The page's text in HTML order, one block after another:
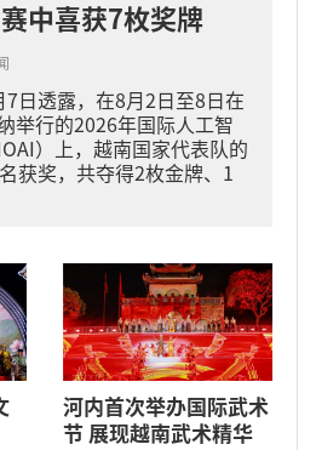
中喜获7枚奖牌
日透露，在8月2日至8日在
举行的2026年国际人工智
）上，越南国家代表队的
获奖，共夺得2枚金牌、1
河内首次举办国际武术
节 展现越南武术精华